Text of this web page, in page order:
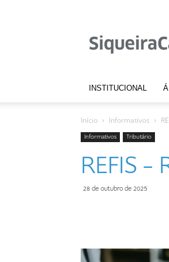
Siqueira
INSTITUCIONAL
Início Informativos
Informativos Tributário
REFIS –
28 de outubro de 2025